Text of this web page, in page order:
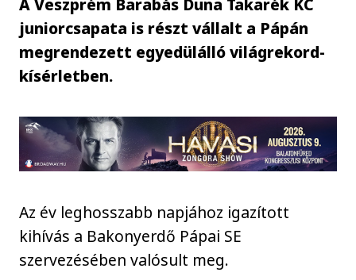
juniorcsapata is részt vállalt a Pápán
megrendezett egyedülálló világrekord-
kísérletben.
Az év leghosszabb napjához igazított
kihívás a Bakonyerdő Pápai SE
szervezésében valósult meg.